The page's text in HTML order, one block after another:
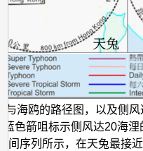
海鸥的路径图，以及侧
蓝色箭咀标示侧风达20海
间序列所示，在天兔最接